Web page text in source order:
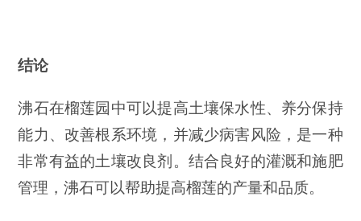
结论
沸石在榴莲园中可以提高土壤保水性、养分保持
能力、改善根系环境，并减少病害风险，是一种
非常有益的土壤改良剂。结合良好的灌溉和施肥
管理，沸石可以帮助提高榴莲的产量和品质。